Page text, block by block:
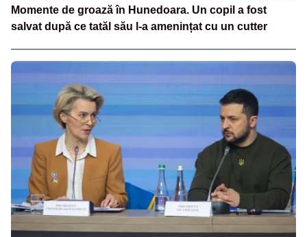
Momente de groază în Hunedoara. Un copil a fost
salvat după ce tatăl său l-a amenințat cu un cutter